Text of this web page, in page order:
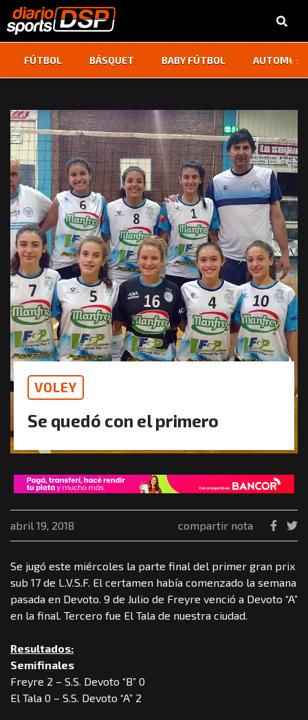
FÚTBOL BÁSQUET BABY FÚTBOL ‹ ›
VOLEY
Se quedó con el primero
abril 19, 2018 compartir nota
Se jugó este miércoles la parte final del primer gran prix
sub 17 de L.V.S.F. El certamen había comenzado la semana
pasada en Devoto. 9 de Julio de Freyre venció a Devoto “A”
en la final. Tercero fue El Tala de nuestra ciudad.
Resultados:
Semifinales
Freyre 2 – S.S. Devoto “B” 0
El Tala 0 – S.S. Devoto “A” 2